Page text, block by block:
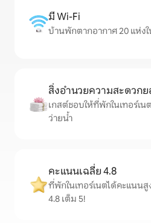
มี Wi-Fi
บ้านพักตากอากาศ 20 แห่งใ
สิ่งอำนวยความสะดวก
เกสต์ชอบให้ที่พักในเทอร์เน
ว่ายน้ำ
คะแนนเฉลี่ย 4.8
ที่พักในเทอร์เนตได้คะแนน
4.8 เต็ม 5!